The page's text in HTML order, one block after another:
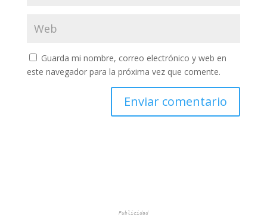
Guarda mi nombre, correo electrónico y web en
este navegador para la próxima vez que comente.
Publicidad